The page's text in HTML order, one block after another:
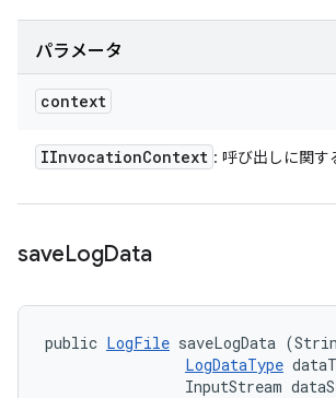
パラメータ
context
IInvocationContext : 呼び出しに関す
saveLogData
public LogFile saveLogData
LogDataType
InputStream